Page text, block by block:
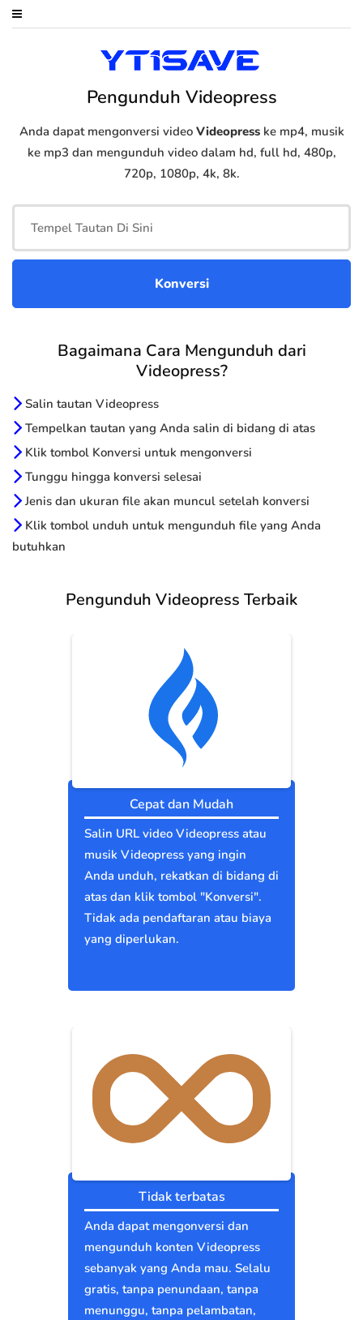
Pengunduh Videopress
Anda dapat mengonversi video Videopresske mp4, musik
ke mp3 dan mengunduh video dalam hd, full hd, 480p,
720p, 1080p, 4k, 8k.
Bagaimana Cara Mengunduh dari
Videopress?
Salin tautan Videopress
Tempelkan tautan yang Anda salin di bidang di atas
Klik tombol Konversi untuk mengonversi
Tunggu hingga konversi selesai
Jenis dan ukuran file akan muncul setelah konversi
Klik tombol unduh untuk mengunduh file yang Anda
butuhkan
Pengunduh Videopress Terbaik
Cepat dan Mudah
Salin URL video Videopress atau
musik Videopress yang ingin
Anda unduh, rekatkan di bidang di
atas dan klik tombol "Konversi".
Tidak ada pendaftaran atau biaya
yang diperlukan.
Tidak terbatas
Anda dapat mengonversi dan
mengunduh konten Videopress
sebanyak yang Anda mau. Selalu
gratis, tanpa penundaan, tanpa
menunggu, tanpa pelambatan,